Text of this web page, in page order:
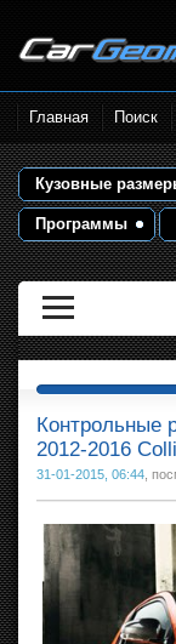
Размеры кузова
Контрольные
размеры.
Главная Поиск
Кузовные
Программы
Контрольные
2012-2016
31-01-2015, 06:44 ,